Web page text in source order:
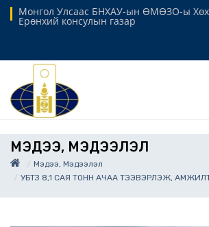
Монгол Улсаас БНХАУ-ын ӨМӨЗО-ы
Ерөнхий консулын газар
МЭДЭЭ, МЭДЭЭЛЭЛ
Мэдээ, Мэдээлэл
УБТЗ 8,1 САЯ ТОНН АЧАА ТЭЭВЭРЛЭЖ,